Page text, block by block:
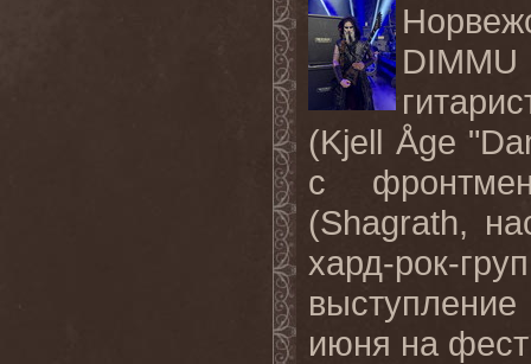
(Kjell Åge
с
(Shagrath,
хард-рок-
июня на